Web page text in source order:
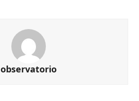
observatorio